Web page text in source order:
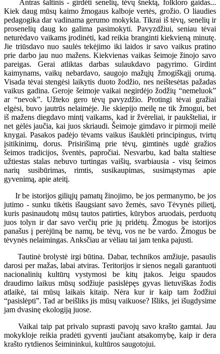
Antras šaltinis - girdėti senelių, tėvų šnektą, folkloro gaidas...
Kiek daug mūsų kaimo žmogaus kalboje vertės, grožio. O liaudies
pedagogika dar vadinama gerumo mokykla. Tikrai iš tėvų, senelių ir
prosenelių daug ko galima pasimokyti. Pavyzdžiui, seniau tėvai
neturėdavo vaikams įrodinėti, kad reikia branginti kiekvieną minutę.
Jie triūsdavo nuo saulės tekėjimo iki laidos ir savo vaikus pratino
prie darbo jau nuo mažens. Kiekvienas vaikas šeimoje žinojo savo
pareigas. Gerai atliktas darbas sulaukdavo pagyrimo. Girdint
kaimynams, vaikų nebardavo, saugojo mažųjų žmogiškąjį orumą.
Visada tėvai stengėsi laikytis duoto žodžio, nes neištesėtas pažadas
vaikus gadina. Geroje šeimoje vaikai negirdėjo žodžių “nemeluok”
ar “nevok”. Užteko gero tėvų pavyzdžio. Protingi tėvai gražiai
elgėsi, buvo jautrūs nelaimėje. Jie skiepijo meilę ne tik žmogui, bet
iš mažens diegdavo mintį vaikams, kad ir žvėreliai, ir paukšteliai, ir
net gėlės jaučia, kai juos skriaudi. Šeimoje gimdavo ir pirmoji meilė
knygai. Pasakos padėjo tėvams vaikus išauklėti principingus, tvirtų
įsitikinimų, dorus. Prisirišimą prie tėvų, gimtinės ugdė gražios
šeimos tradicijos, šventės, papročiai. Nesvarbu, kad balta staltiese
užtiestas stalas nebuvo turtingas vaišių, svarbiausia - visų šeimos
narių susibūrimas, rimtis, susikaupimas, susimąstymas apie
gyvenimą, apie ateitį.
Ir be istorijos giliųjų pamatų žinojimo, be jos permanymo, be jos
jutimo - sunku tikėtis išaugsiant savo žemės, savo Tėvynės pilietį,
kuris pasinaudotų mūsų tautos patirties, kūrybos aruodais, perduotų
juos tolyn ir dar savo verčių prie jų pridėtų. Žmogus be istorijos
panašus į perėjūną be namų, be tėvų, vos ne be vardo. Žmogus be
tėvynės nelaimingas. Anksčiau ar vėliau tai jam tenka pajusti.
Tautinė brolystė irgi būtina. Dabar, technikos amžiuje, pasaulis
darosi per mažas, labai atviras. Teritorijos ir sienos negali garantuoti
nacionalinių kultūrų vystymosi be kitų įtakos. Jeigu spaudos
draudimo laikus mūsų sodžiuje pasislėpęs gyvas lietuviškas žodis
atlaikė, tai mūsų laikais kitaip. Nėra kur ir kaip tam žodžiui
“pasislėpti”. Tad ar beišliks jis mūsų vaikuose? Išliks, jei išugdysime
jam dvasinę ekologiją juose.
Vaikai taip pat privalo suprasti pavojų savo krašto gamtai. Jau
mokykloje reikia pradėti gyventi jaučiant atsakomybę, kaip ir dera
krašto rytdienos šeimininkui, kultūros saugotojui.